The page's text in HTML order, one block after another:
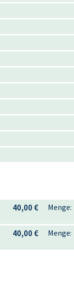
Menge:
40,00 €
Menge:
40,00 €